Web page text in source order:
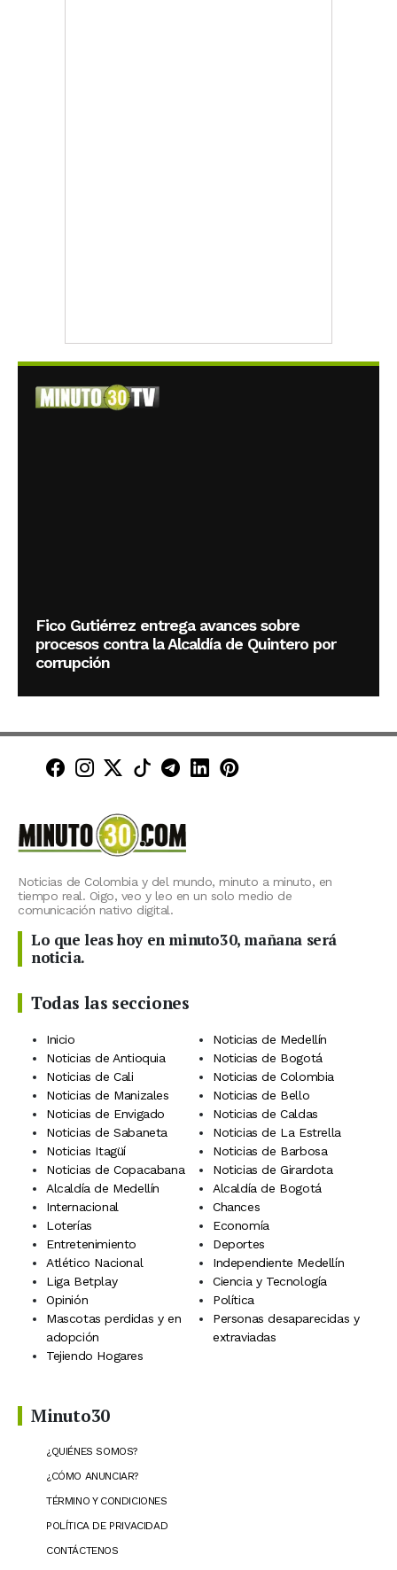
Fico Gutiérrez entrega avances sobre
procesos contra la Alcaldía de Quintero por
corrupción
Minuto30 en Facebook
Minuto30 en Instagram
Minuto30 en X (Twitter)
Minuto30 en TikTok
Canal de Minuto30 en
Minuto30 en LinkedIn
Minuto30 en
Noticias de Colombia y del mundo, minuto a minuto, en
tiempo real. Oigo, veo y leo en un solo medio de
comunicación nativo digital.
Lo que leas hoy en minuto30, mañana será
noticia.
Todas las secciones
Inicio
Noticias de Medellín
Noticias de Antioquia
Noticias de Bogotá
Noticias de Cali
Noticias de Colombia
Noticias de Manizales
Noticias de Bello
Noticias de Envigado
Noticias de Caldas
Noticias de Sabaneta
Noticias de La Estrella
Noticias Itagüí
Noticias de Barbosa
Noticias de Copacabana
Noticias de Girardota
Alcaldía de Medellín
Alcaldía de Bogotá
Internacional
Chances
Loterías
Economía
Entretenimiento
Deportes
Atlético Nacional
Independiente Medellín
Liga Betplay
Ciencia y Tecnología
Opinión
Política
Mascotas perdidas y en
adopción
Personas desaparecidas y
extraviadas
Tejiendo Hogares
Minuto30
¿QUIÉNES SOMOS?
¿CÓMO ANUNCIAR?
TÉRMINO Y CONDICIONES
POLÍTICA DE PRIVACIDAD
CONTÁCTENOS